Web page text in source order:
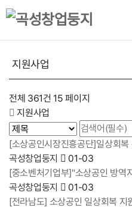
지원사업
전체 361건 15 페이지
지원사업
[소상공인시장진흥공단]일상회복
곡성창업둥지
01-03
[중소벤처기업부]"소상공인 방역
곡성창업둥지
01-03
[전라남도] 소상공인 일상회복 지